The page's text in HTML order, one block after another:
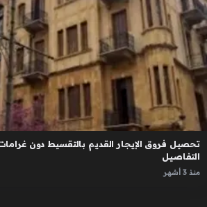
تحصيل فروق الإيجار القديم بالتقسيط دون
التفاصيل
منذ 3 أشهر